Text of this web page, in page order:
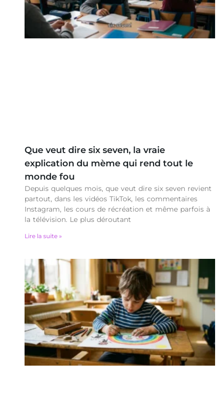
Que veut dire six seven, la vraie
explication du mème qui rend tout le
monde fou
Depuis quelques mois, que veut dire six seven revient
partout, dans les vidéos TikTok, les commentaires
Instagram, les cours de récréation et même parfois à
la télévision. Le plus déroutant
Lire la suite »